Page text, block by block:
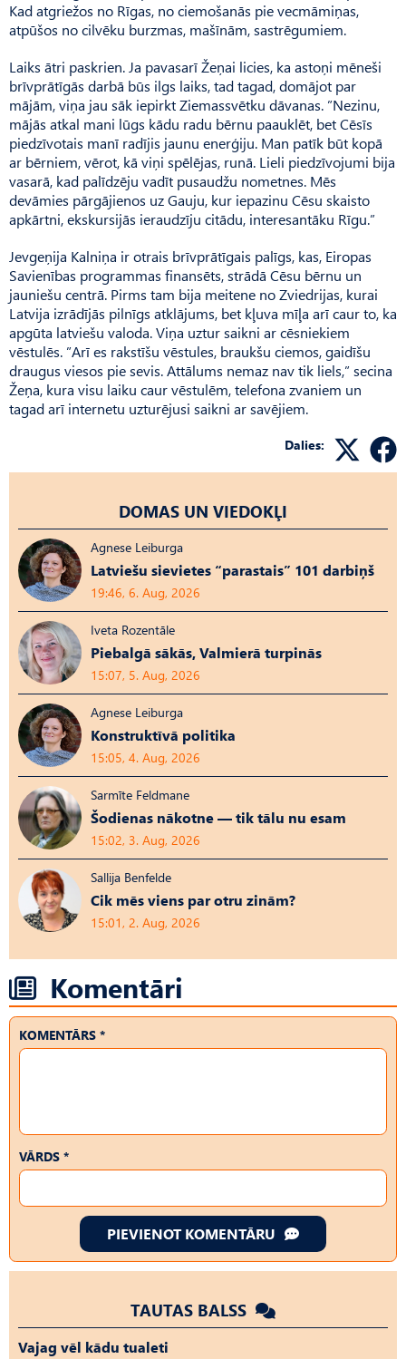
Kad atgriežos no Rīgas, no ciemošanās pie vecmāmiņas,
atpūšos no cilvēku burzmas, mašīnām, sastrēgumiem.
Laiks ātri paskrien. Ja pavasarī Žeņai licies, ka astoņi mēneši
brīvprātīgās darbā būs ilgs laiks, tad tagad, domājot par
mājām, viņa jau sāk iepirkt Ziemassvētku dāvanas. ”Nezinu,
mājās atkal mani lūgs kādu radu bērnu paauklēt, bet Cēsīs
piedzīvotais manī radījis jaunu enerģiju. Man patīk būt kopā
ar bērniem, vērot, kā viņi spēlējas, runā. Lieli piedzīvojumi bija
vasarā, kad palīdzēju vadīt pusaudžu nometnes. Mēs
devāmies pārgājienos uz Gauju, kur iepazinu Cēsu skaisto
apkārtni, ekskursijās ieraudzīju citādu, interesantāku Rīgu.”
Jevgeņija Kalniņa ir otrais brīvprātīgais palīgs, kas, Eiropas
Savienības programmas finansēts, strādā Cēsu bērnu un
jauniešu centrā. Pirms tam bija meitene no Zviedrijas, kurai
Latvija izrādījās pilnīgs atklājums, bet kļuva mīļa arī caur to, ka
apgūta latviešu valoda. Viņa uztur saikni ar cēsniekiem
vēstulēs. ”Arī es rakstīšu vēstules, braukšu ciemos, gaidīšu
draugus viesos pie sevis. Attālums nemaz nav tik liels,” secina
Žeņa, kura visu laiku caur vēstulēm, telefona zvaniem un
tagad arī internetu uzturējusi saikni ar savējiem.
Dalies:
DOMAS UN VIEDOKĻI
Agnese Leiburga
Latviešu sievietes “parastais” 101 darbiņš
19:46, 6. Aug, 2026
Iveta Rozentāle
Piebalgā sākās, Valmierā turpinās
15:07, 5. Aug, 2026
Agnese Leiburga
Konstruktīvā politika
15:05, 4. Aug, 2026
Sarmīte Feldmane
Šodienas nākotne — tik tālu nu esam
15:02, 3. Aug, 2026
Sallija Benfelde
Cik mēs viens par otru zinām?
15:01, 2. Aug, 2026
Komentāri
KOMENTĀRS *
VĀRDS *
PIEVIENOT KOMENTĀRU
TAUTAS BALSS
Vajag vēl kādu tualeti